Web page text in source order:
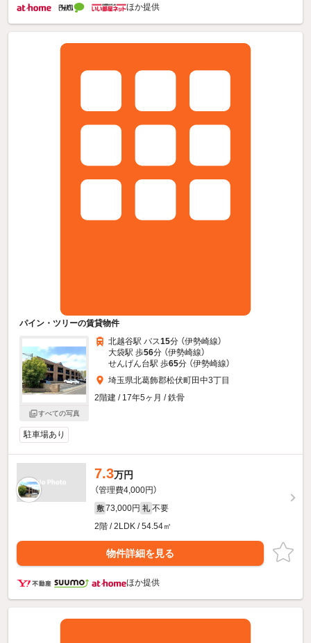
ほか提供
パイン・ツリーの賃貸物件
すべての写真
北越谷駅 バス15分 （伊勢崎線）
大袋駅 歩56分 （伊勢崎線）
せんげん台駅 歩65分 （伊勢崎線）
埼玉県北葛飾郡松伏町田中3丁目
2階建 / 17年5ヶ月 / 鉄骨
駐車場あり
7.3万円
（管理費4,000円）
敷 73,000円 礼 不要
2階 / 2LDK / 54.54㎡
物件詳細を見る
ほか提供